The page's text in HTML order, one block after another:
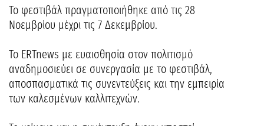
Το φεστιβάλ πραγματοποιήθηκε από τις 28
Νοεμβρίου μέχρι τις 7 Δεκεμβρίου.
Το ERTnews με ευαισθησία στον πολιτισμό
αναδημοσιεύει σε συνεργασία με το φεστιβάλ,
αποσπασματικά τις συνεντεύξεις και την εμπειρία
των καλεσμένων καλλιτεχνών.